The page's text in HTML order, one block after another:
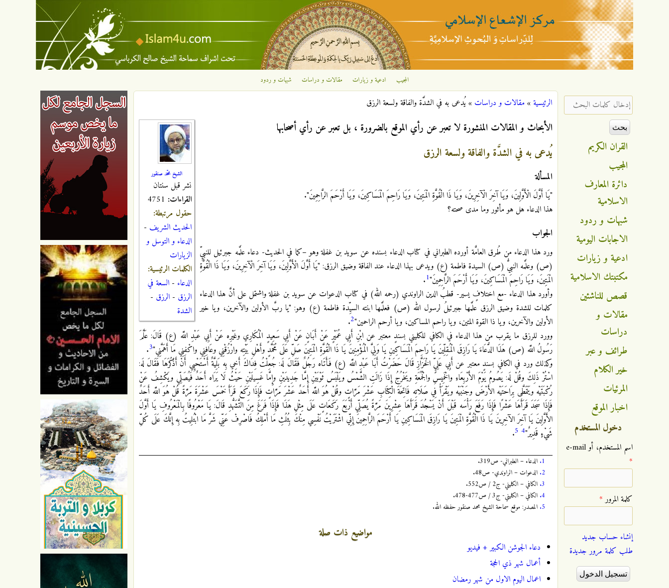
تجاوز إلى المحتوى الرئيسي
الإشعاع
الإسلامي
المجيب ادعية و زيارات مقالات و دراسات شبهات و ردود
أنت هنا
الرئيسية»مقالات و دراسات » يُدعى به في الشدَّة والفاقة ولسعة الرزق
الشيخ محمّد صنقور
نشر قبل سنتان
القراءات:
حقول مرتبطة:
الحديث الشريف -
الدعاء و التوسل و
الزيارات
الكلمات الرئيسية:
الدعاء - السعة في
الرزق - الرزق -
الشدة
الأبحاث و المقالات المنشورة لا تعبر عن رأي الموقع بالضرورة ، بل تعبر عن رأي أصحابها
يُدعى به في الشدَّة والفاقة ولسعة الرزق
المسألة
"يَا أَوَّلَ الْأَوَّلِينَ، وَيَا آخِرَ الْآخِرِينَ، وَيَا ذَا الْقُوَّةِ الْمَتِينَ، وَيَا رَاحِمَ الْمَسَاكِينَ، وَيَا أَرْحَمَ الرَّاحِمِينَ".
هذا الدعاء هل هو مأثور وما مدى صحته؟
الجواب
ورد هذا الدعاء من طُرق العامَّة أورده الطبراني في كتاب الدعاء بسنده عن سويد بن غفلة وهو –كما في الحديث- دعاء علَّمه جبرئيل للنبيِّ
(ص) وعلَّمه النبيُّ (ص) السيدة فاطمة (ع) ويدعى بهذا الدعاء عند الفاقة وضيق الرزق: "يَا أَوَّلَ الْأَوَّلِينَ، وَيَا آخِرَ الْآخِرِينَ، وَيَا ذَا الْقُوَّةِ
الْمَتِينَ، وَيَا رَاحِمَ الْمَسَاكِينَ، وَيَا أَرْحَمَ الرَّاحِمِينَ"1
.
وأورد هذا الدعاء -مع اختلافٍ يسير- قطبُ الدين الراوندي (رحمه الله) في كتاب الدعوات عن سويد بن غفلة واشتمل على أنَّ هذا الدعاء
كلمات للشدة وضيق الرزق علَّمها جبرئيلُ لرسول الله (ص) فعلَّمها ابنته السيِّدة فاطمة (ع) وهو: "يا ربَّ الأولين والآخرين، ويا خير
الأولين والآخرين، ويا ذا القوة المتين، ويا راحم المساكين، ويا أرحم الراحمين"2
.
وورد للرزق ما يقرب من هذا الدعاء في الكافي للكليني بسندٍ معتبر عن ابْنِ أَبِي عُمَيْرٍ عَنْ أَبَانٍ عَنْ أَبِي سَعِيدٍ الْمُكَارِي وغَيْرِه عَنْ أَبِي عَبْدِ اللَّه (ع) قَالَ: عَلَّمَ
رَسُولُ اللَّه (ص) هَذَا الدُّعَاءَ يَا رَازِقَ الْمُقِلِّينَ يَا رَاحِمَ الْمَسَاكِينِ يَا وَلِيَّ الْمُؤْمِنِينَ يَا ذَا الْقُوَّةِ الْمَتِينَ صَلِّ عَلَى مُحَمَّدٍ وأَهْلِ بَيْتِه وارْزُقْنِي وعَافِنِي واكْفِنِي مَا أَهَمَّنِي"3
.
وكذلك ورد في الكافي بسندٍ معتبر عن أَبِي عَلِيٍّ الْخَزَّازِ قَالَ حَضَرْتُ أَبَا عَبْدِ اللَّه (ع) فَأَتَاه رَجُلٌ فَقَالَ لَه: جُعِلْتُ فِدَاكَ أَخِي بِه بَلِيَّةٌ أَسْتَحْيِي أَنْ أَذْكُرَهَا فَقَالَ لَه:
اسْتُرْ ذَلِكَ وقُلْ لَه: يَصُومُ يَوْمَ الأَرْبِعَاءِ والْخَمِيسِ والْجُمُعَةِ ويَخْرُجُ إِذَا زَالَتِ الشَّمْسُ ويَلْبَسُ ثَوْبَيْنِ إِمَّا جَدِيدَيْنِ وإِمَّا غَسِيلَيْنِ حَيْثُ لَا يَرَاه أَحَدٌ فَيُصَلِّي ويَكْشِفُ عَنْ
رُكْبَتَيْه ويَتَمَطَّى بِرَاحَتَيْه الأَرْضَ وجَنْبَيْه ويَقْرَأُ فِي صَلَاتِه فَاتِحَةَ الْكِتَابِ عَشْرَ مَرَّاتٍ وقُلْ هُوَ اللَّه أَحَدٌ عَشْرَ مَرَّاتٍ فَإِذَا رَكَعَ قَرَأَ خَمْسَ عَشْرَةَ مَرَّةً قُلْ هُوَ اللَّه أَحَدٌ
فَإِذَا سَجَدَ قَرَأَهَا عَشْرًا فَإِذَا رَفَعَ رَأْسَه قَبْلَ أَنْ يَسْجُدَ قَرَأَهَا عِشْرِينَ مَرَّةً يُصَلِّي أَرْبَعَ رَكَعَاتٍ عَلَى مِثْلِ هَذَا فَإِذَا فَرَغَ مِنَ التَّشَهُّدِ قَالَ: يَا مَعْرُوفًا بِالْمَعْرُوفِ يَا أَوَّلَ
الأَوَّلِينَ يَا آخِرَ الآخِرِينَ يَا ذَا الْقُوَّةِ الْمَتِينَ يَا رَازِقَ الْمَسَاكِينِ يَا أَرْحَمَ الرَّاحِمِينَ إِنِّي اشْتَرَيْتُ نَفْسِي مِنْكَ بِثُلُثِ مَا أَمْلِكُ فَاصْرِفْ عَنِّي شَرَّ مَا ابْتُلِيتُ بِه إِنَّكَ عَلَى كُلِّ
شَيْءٍ قَدِيرٌ"4
5
.
1. الدعاء – الطبراني- ص319.
2. الدعوات – الراوندي- ص48.
3. الكافي – الكليني- ج2 / ص552.
4. الكافي – الكليني- ج3 / ص477-478.
5. المصدر: موقع سماحة الشيخ محمد صنقور حفظه الله.
مواضيع ذات صلة
دعاء الجوشن الكبير + فيديو
أعمال شهر ذي الحجة
اعمال اليوم الاول من شهر رمضان
‏إدخال كلمات البحث ‏
القران الكريم
المجيب
دائرة المعارف
الاسلامية
شبهات و ردود
الاجابات اليومية
ادعية و زيارات
مكتبتك الاسلامية
قصص للناشئين
مقالات و
دراسات
طرائف و عبر
خير الكلام
المرئيات
اخبار الموقع
دخول المستخدم
‏اسم المستخدم، أو e-mail
*
‏كلمة المرور ‏*
إنشاء حساب جديد
طلب كلمة مرور جديدة